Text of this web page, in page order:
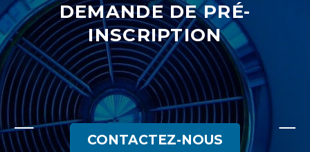
DEMANDE DE PRÉ-
INSCRIPTION
CONTACTEZ-NOUS